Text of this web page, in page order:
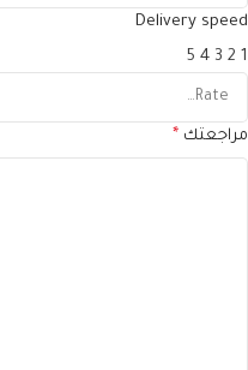
Delivery speed
1
2
3
4
5
مراجعتك *